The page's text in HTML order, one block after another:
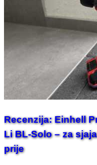
Recenzija: Einhell
Li BL-Solo – za
prije